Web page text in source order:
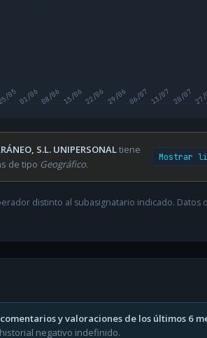
0501/0608/06 15/0622/06 29/0606/07 13/07 20/07
S.L. UNIPERSONALtiene
de tipo Geográfico.
Mostrar
distinto al subasignatario indicado. Datos
comentarios y valoraciones de los últimos 6
negativo indefinido.